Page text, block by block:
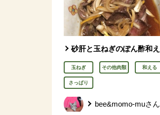
砂肝と玉ねぎのぽん酢和え
玉ねぎ その他肉類 和える
さっぱり
bee&momo-muさん